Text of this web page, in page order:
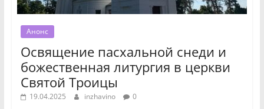
Анонс
Освящение пасхальной снеди и
божественная литургия в церкви
Святой Троицы
19.04.2025 inzhavino 0